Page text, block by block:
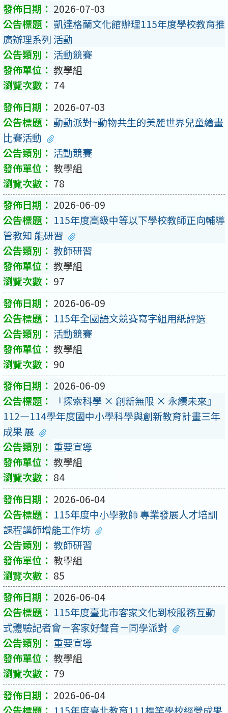
2026-07-03
凱達格蘭文化館辦理115年度學校教育推
廣辦理系列 活動
活動競賽
教學組
74
2026-07-03
動動派對~動物共生的美麗世界兒童繪畫
比賽活動
活動競賽
教學組
78
2026-06-09
115年度高級中等以下學校教師正向輔導
管教知 能研習
教師研習
教學組
97
2026-06-09
115年全國語文競賽寫字組用紙評選
活動競賽
教學組
90
2026-06-09
『探索科學 × 創新無限 × 永續未來』
112—114學年度國中小學科學與創新教育計畫三年
成果 展
重要宣導
教學組
84
2026-06-04
115年度中小學教師 專業發展人才培訓
課程講師增能工作坊
教師研習
教學組
85
2026-06-04
115年度臺北市客家文化到校服務互動
式體驗記者會－客家好聲音－同學派對
重要宣導
教學組
79
2026-06-04